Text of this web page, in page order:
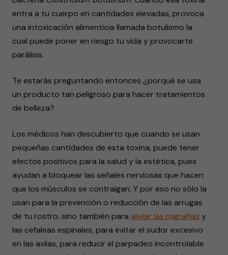
entra a tu cuerpo en cantidades elevadas, provoca
una intoxicación alimenticia llamada botulismo la
cual puede poner en riesgo tu vida y provocarte
parálisis.
Te estarás preguntando entonces ¿porqué se usa
un producto tan peligroso para hacer tratamientos
de belleza?
Los médicos han descubierto que cuando se usan
pequeñas cantidades de esta toxina, puede tener
efectos positivos para la salud y la estética, pues
ayudan a bloquear las señales nerviosas que hacen
que los músculos se contraigan. Y por eso no sólo la
usan para la prevención o reducción de las arrugas
de tu rostro, sino también para aliviar las migrañas y
las cefaleas espinales, para evitar el sudor excesivo
en las axilas, para reducir el parpadeo incontrolable